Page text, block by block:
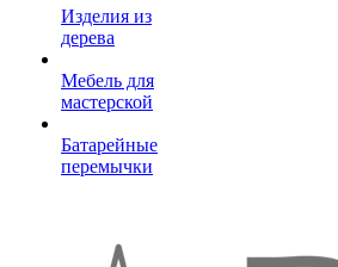
Изделия из
дерева
Мебель для
мастерской
Батарейные
перемычки